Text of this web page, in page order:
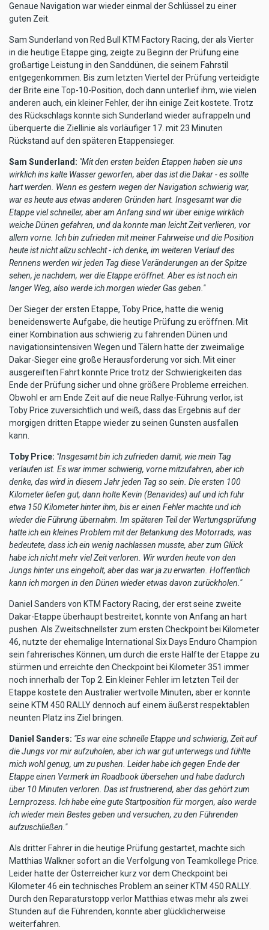
Genaue Navigation war wieder einmal der Schlüssel zu einer
guten Zeit.
Sam Sunderland von Red Bull KTM Factory Racing, der als Vierter
in die heutige Etappe ging, zeigte zu Beginn der Prüfung eine
großartige Leistung in den Sanddünen, die seinem Fahrstil
entgegenkommen. Bis zum letzten Viertel der Prüfung verteidigte
der Brite eine Top-10-Position, doch dann unterlief ihm, wie vielen
anderen auch, ein kleiner Fehler, der ihn einige Zeit kostete. Trotz
des Rückschlags konnte sich Sunderland wieder aufrappeln und
überquerte die Ziellinie als vorläufiger 17. mit 23 Minuten
Rückstand auf den späteren Etappensieger.
Sam Sunderland: "Mit den ersten beiden Etappen haben sie uns
wirklich ins kalte Wasser geworfen, aber das ist die Dakar - es sollte
hart werden. Wenn es gestern wegen der Navigation schwierig war,
war es heute aus etwas anderen Gründen hart. Insgesamt war die
Etappe viel schneller, aber am Anfang sind wir über einige wirklich
weiche Dünen gefahren, und da konnte man leicht Zeit verlieren, vor
allem vorne. Ich bin zufrieden mit meiner Fahrweise und die Position
heute ist nicht allzu schlecht - ich denke, im weiteren Verlauf des
Rennens werden wir jeden Tag diese Veränderungen an der Spitze
sehen, je nachdem, wer die Etappe eröffnet. Aber es ist noch ein
langer Weg, also werde ich morgen wieder Gas geben."
Der Sieger der ersten Etappe, Toby Price, hatte die wenig
beneidenswerte Aufgabe, die heutige Prüfung zu eröffnen. Mit
einer Kombination aus schwierig zu fahrenden Dünen und
navigationsintensiven Wegen und Tälern hatte der zweimalige
Dakar-Sieger eine große Herausforderung vor sich. Mit einer
ausgereiften Fahrt konnte Price trotz der Schwierigkeiten das
Ende der Prüfung sicher und ohne größere Probleme erreichen.
Obwohl er am Ende Zeit auf die neue Rallye-Führung verlor, ist
Toby Price zuversichtlich und weiß, dass das Ergebnis auf der
morgigen dritten Etappe wieder zu seinen Gunsten ausfallen
kann.
Toby Price: "Insgesamt bin ich zufrieden damit, wie mein Tag
verlaufen ist. Es war immer schwierig, vorne mitzufahren, aber ich
denke, das wird in diesem Jahr jeden Tag so sein. Die ersten 100
Kilometer liefen gut, dann holte Kevin (Benavides) auf und ich fuhr
etwa 150 Kilometer hinter ihm, bis er einen Fehler machte und ich
wieder die Führung übernahm. Im späteren Teil der Wertungsprüfung
hatte ich ein kleines Problem mit der Betankung des Motorrads, was
bedeutete, dass ich ein wenig nachlassen musste, aber zum Glück
habe ich nicht mehr viel Zeit verloren. Wir wurden heute von den
Jungs hinter uns eingeholt, aber das war ja zu erwarten. Hoffentlich
kann ich morgen in den Dünen wieder etwas davon zurückholen."
Daniel Sanders von KTM Factory Racing, der erst seine zweite
Dakar-Etappe überhaupt bestreitet, konnte von Anfang an hart
pushen. Als Zweitschnellster zum ersten Checkpoint bei Kilometer
46, nutzte der ehemalige International Six Days Enduro Champion
sein fahrerisches Können, um durch die erste Hälfte der Etappe zu
stürmen und erreichte den Checkpoint bei Kilometer 351 immer
noch innerhalb der Top 2. Ein kleiner Fehler im letzten Teil der
Etappe kostete den Australier wertvolle Minuten, aber er konnte
seine KTM 450 RALLY dennoch auf einem äußerst respektablen
neunten Platz ins Ziel bringen.
Daniel Sanders: "Es war eine schnelle Etappe und schwierig, Zeit auf
die Jungs vor mir aufzuholen, aber ich war gut unterwegs und fühlte
mich wohl genug, um zu pushen. Leider habe ich gegen Ende der
Etappe einen Vermerk im Roadbook übersehen und habe dadurch
über 10 Minuten verloren. Das ist frustrierend, aber das gehört zum
Lernprozess. Ich habe eine gute Startposition für morgen, also werde
ich wieder mein Bestes geben und versuchen, zu den Führenden
aufzuschließen."
Als dritter Fahrer in die heutige Prüfung gestartet, machte sich
Matthias Walkner sofort an die Verfolgung von Teamkollege Price.
Leider hatte der Österreicher kurz vor dem Checkpoint bei
Kilometer 46 ein technisches Problem an seiner KTM 450 RALLY.
Durch den Reparaturstopp verlor Matthias etwas mehr als zwei
Stunden auf die Führenden, konnte aber glücklicherweise
weiterfahren.